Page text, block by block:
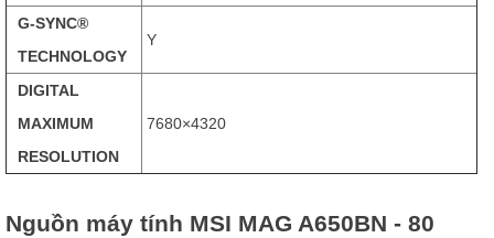
G-SYNC®
TECHNOLOGY
Y
DIGITAL
MAXIMUM
RESOLUTION
7680×4320
Nguồn máy tính MSI MAG A650BN - 80